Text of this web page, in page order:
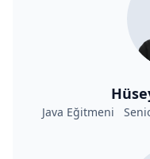
Java Eğitmeni